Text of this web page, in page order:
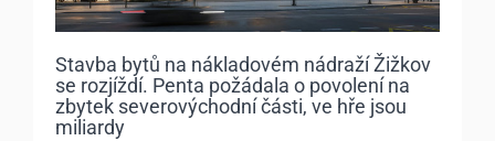
Stavba bytů na nákladovém nádraží Žižkov
se rozjíždí. Penta požádala o povolení na
zbytek severovýchodní části, ve hře jsou
miliardy